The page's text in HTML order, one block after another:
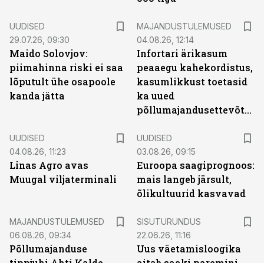
UUDISED
29.07.26, 09:30
Maido Solovjov:
piimahinna riski ei saa
lõputult ühe osapoole
kanda jätta
MAJANDUSTULEMUSED
04.08.26, 12:14
Infortari ärikasum
peaaegu kahekordistus,
kasumlikkust toetasid
ka uued
põllumajandusettevõtted
UUDISED
04.08.26, 11:23
Linas Agro avas
Muugal viljaterminali
UUDISED
03.08.26, 09:15
Euroopa saagiprognoos:
mais langeb järsult,
õlikultuurid kasvavad
MAJANDUSTULEMUSED
06.08.26, 09:34
Põllumajanduse
SISUTURUNDUS
22.06.26, 11:16
Uus väetamisloogika